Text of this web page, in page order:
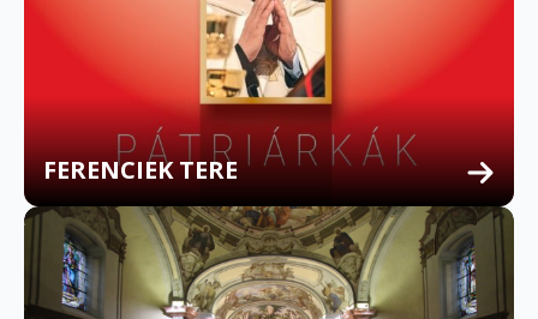
FERENCIEK TERE